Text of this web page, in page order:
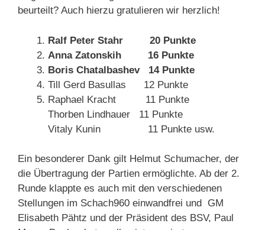
beurteilt? Auch hierzu gratulieren wir herzlich!
Ralf Peter Stahr 20 Punkte
Anna Zatonskih 16 Punkte
Boris Chatalbashev 14 Punkte
Till Gerd Basullas 12 Punkte
Raphael Kracht 11 Punkte
Thorben Lindhauer 11 Punkte
Vitaly Kunin 11 Punkte usw.
Ein besonderer Dank gilt Helmut Schumacher, der
die Übertragung der Partien ermöglichte. Ab der 2.
Runde klappte es auch mit den verschiedenen
Stellungen im Schach960 einwandfrei und GM
Elisabeth Pähtz und der Präsident des BSV, Paul